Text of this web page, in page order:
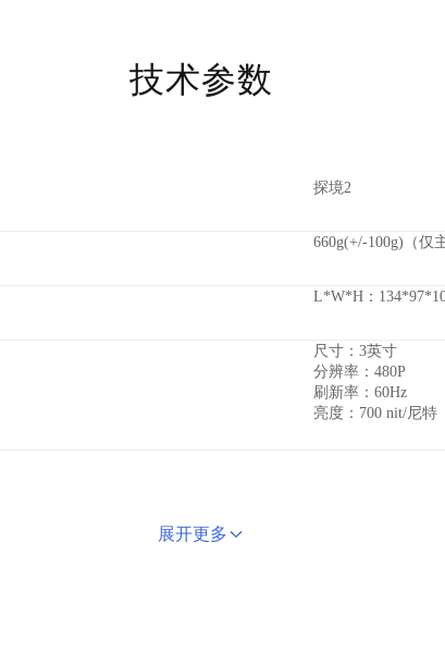
技术参数
探境2
660g(+/-100g)（仅
L*W*H：
尺寸：3英寸
分辨率：480P
刷新率：60Hz
亮度： 700 nit/尼特
展开更多